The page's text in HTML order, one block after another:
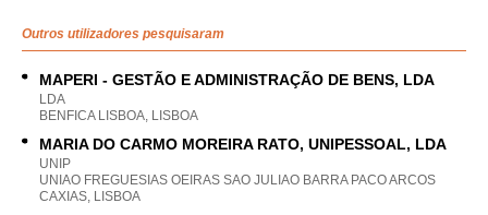
Outros utilizadores pesquisaram
MAPERI - GESTÃO E ADMINISTRAÇÃO DE BENS, LDA
LDA
BENFICA LISBOA, LISBOA
MARIA DO CARMO MOREIRA RATO, UNIPESSOAL, LDA
UNIP
UNIAO FREGUESIAS OEIRAS SAO JULIAO BARRA PACO ARCOS
CAXIAS, LISBOA